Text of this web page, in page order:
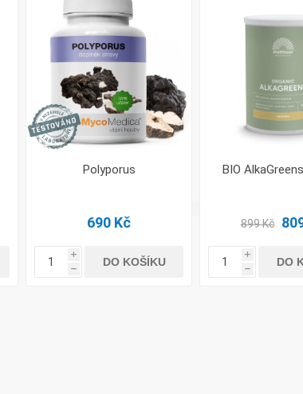
Polyporus
690 Kč
i
h
DO KOŠÍKU
BIO
899 Kč
i
h
DO